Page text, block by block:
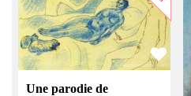
Une parodie de